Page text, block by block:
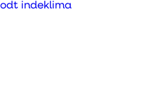
indeklima